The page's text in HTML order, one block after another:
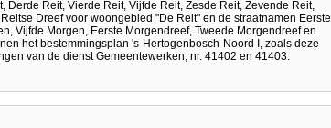
Derde Reit, Vierde Reit, Vijfde Reit, Zesde Reit, Zevende Reit,
Dreef voor woongebied "De Reit" en de straatnamen Eerste
Vijfde Morgen, Eerste Morgendreef, Tweede Morgendreef en
het bestemmingsplan 's-Hertogenbosch-Noord I, zoals deze
van de dienst Gemeentewerken, nr. 41402 en 41403.